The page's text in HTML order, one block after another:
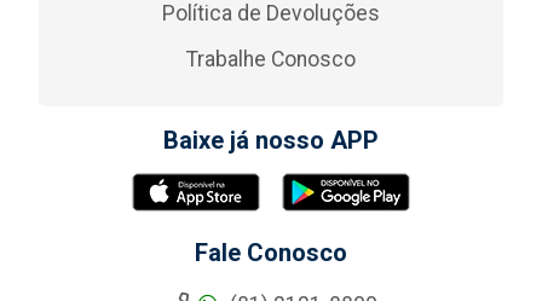
Política de Devoluções
Trabalhe Conosco
Baixe já nosso APP
Fale Conosco